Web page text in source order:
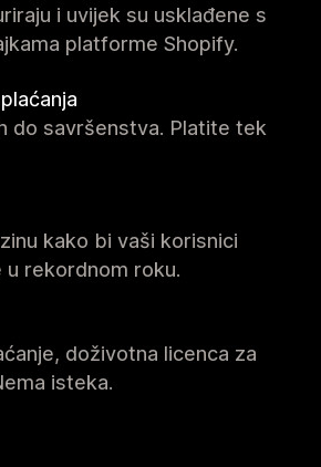
i uvijek su usklađene s
platforme Shopify.
do savršenstva. Platite tek
kako bi vaši korisnici
u rekordnom roku.
doživotna licenca za
isteka.